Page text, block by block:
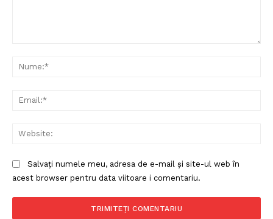
Salvați numele meu, adresa de e-mail și site-ul web în
acest browser pentru data viitoare i comentariu.